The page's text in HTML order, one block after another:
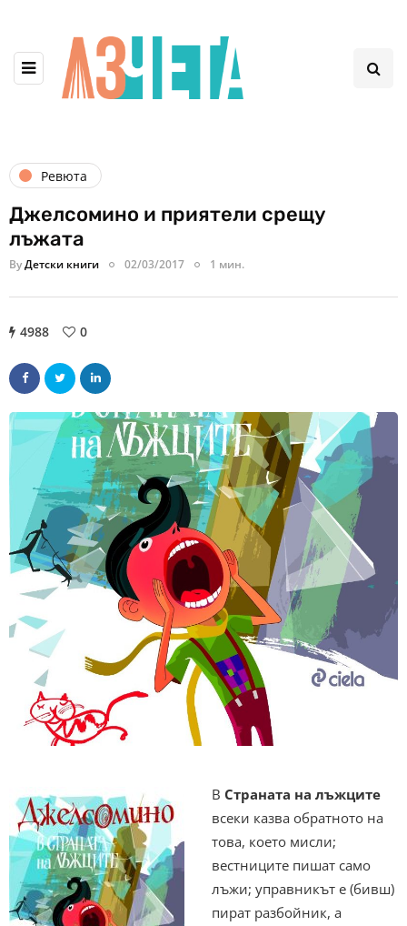
Ревюта
Джелсомино и приятели срещу
лъжата
ByДетски книги 02/03/2017 1 мин.
4988 0
В Страната на лъжците
всеки казва обратното на
това, което мисли;
вестниците пишат само
лъжи; управникът е (бивш)
пират разбойник, а